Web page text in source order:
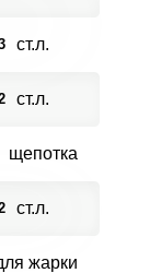
ст.л.
ст.л.
щепотка
ст.л.
жарки